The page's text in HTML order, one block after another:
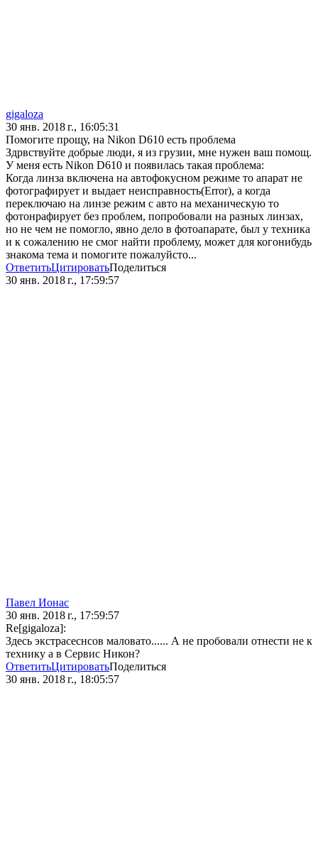
gigaloza
30 янв. 2018 г., 16:05:31
Помогите прощу, на Nikon D610 есть проблема
Здрвствуйте добрые люди, я из грузии, мне нужен ваш помощ.
У меня есть Nikon D610 и появилась такая проблема:
Когда линза включена на автофокусном режиме то апарат не
фотографирует и выдает неисправность(Error), а когда
переключаю на линзе режим с авто на механическую то
фотонрафирует без проблем, попробовали на разных линзах,
но не чем не помогло, явно дело в фотоапарате, был у техника
и к сожалению не смог найти проблему, может для когонибудь
знакома тема и помогите пожалуйсто...
ОтветитьЦитироватьПоделиться
30 янв. 2018 г., 17:59:57
Павел Ионас
30 янв. 2018 г., 17:59:57
Re[gigaloza]:
Здесь экстрасеснсов маловато...... А не пробовали отнести не к
технику а в Сервис Никон?
ОтветитьЦитироватьПоделиться
30 янв. 2018 г., 18:05:57